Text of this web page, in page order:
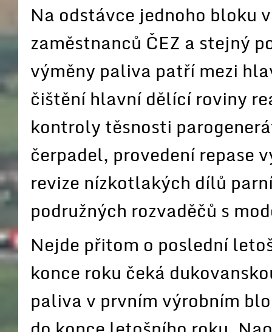
Na odstávce jednoho bloku
zaměstnanců ČEZ a stejný
výměny paliva patří mezi
čištění hlavní dělící roviny
kontroly těsnosti
čerpadel, provedení repase
revize nízkotlakých dílů
podružných rozvaděčů s
Nejde přitom o poslední
konce roku čeká
paliva v prvním výrobním